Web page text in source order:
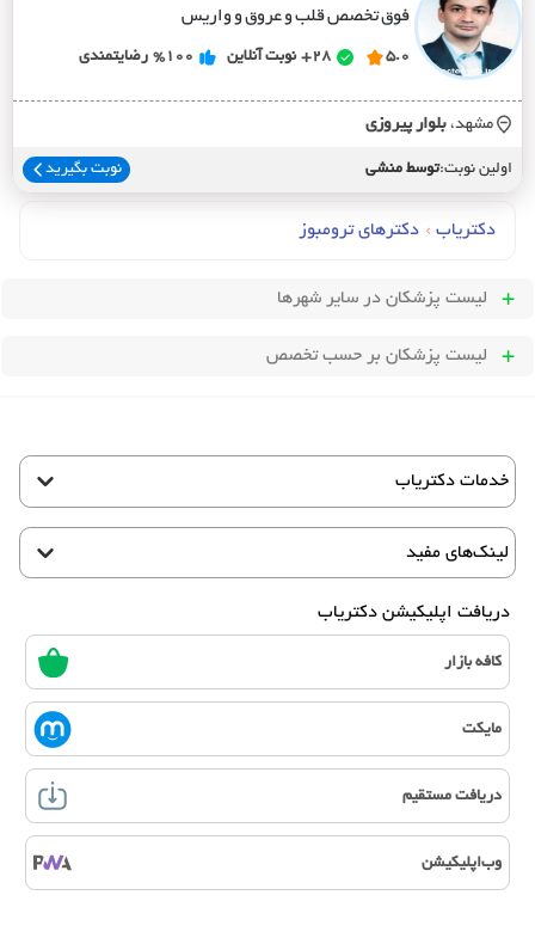
فوق تخصص قلب و عروق و واریس
5.0
28+ نوبت آنلاین %100 رضایتمندی
مشهد، بلوار پيروزي
اولین نوبت:توسط منشی نوبت بگیرید
دکتریاب › دکترهای ترومبوز
لیست پزشکان در سایر شهرها
لیست پزشکان بر حسب تخصص
خدمات دکتریاب
لینک‌های مفید
دریافت اپلیکیشن دکتریاب
کافه بازار
مایکت
دریافت مستقیم
وب‌اپلیکیشن